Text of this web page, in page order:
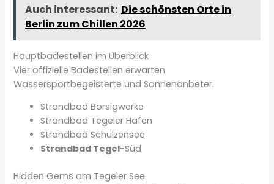
Auch interessant: Die schönsten Orte in
Berlin zum Chillen 2026
Hauptbadestellen im Überblick
Vier offizielle Badestellen erwarten
Wassersportbegeisterte und Sonnenanbeter:
Strandbad Borsigwerke
Strandbad Tegeler Hafen
Strandbad Schulzensee
Strandbad Tegel-Süd
Hidden Gems am Tegeler See